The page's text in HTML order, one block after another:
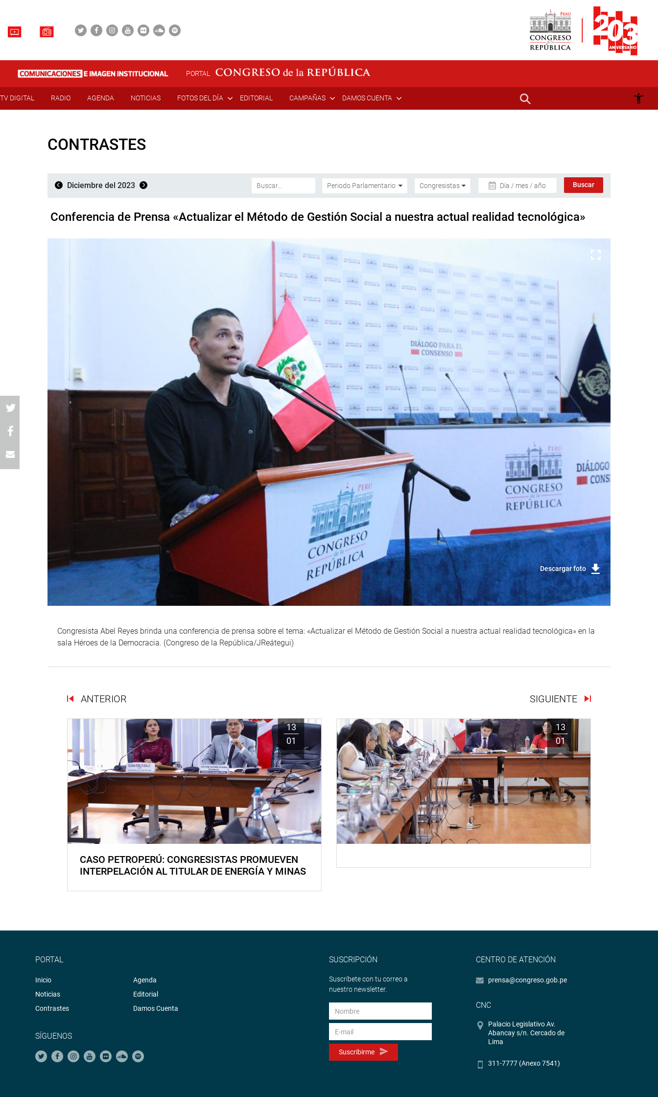
PORTAL
TV DIGITAL RADIO AGENDA NOTICIAS FOTOS DEL DÍA EDITORIAL CAMPAÑAS DAMOS CUENTA
CONTRASTES
Diciembre del 2023 Día / mes / año
Conferencia de Prensa «Actualizar el Método de Gestión Social a nuestra actual realidad tecnológica»
Descargar foto
Congresista Abel Reyes brinda una conferencia de prensa sobre el tema: «Actualizar el Método de Gestión Social a nuestra actual realidad tecnológica» en la
sala Héroes de la Democracia. (Congreso de la República/JReátegui)
ANTERIOR SIGUIENTE
13
01
CASO PETROPERÚ: CONGRESISTAS PROMUEVEN
INTERPELACIÓN AL TITULAR DE ENERGÍA Y MINAS
13
01
PORTAL
Inicio
Noticias
Contrastes
Agenda
Editorial
Damos Cuenta
SÍGUENOS
SUSCRIPCIÓN
Suscríbete con tu correo a
nuestro newsletter.
Suscribirme
CENTRO DE ATENCIÓN
prensa@congreso.gob.pe
CNC
Palacio Legislativo Av.
Abancay s/n. Cercado de
Lima
311-7777 (Anexo 7541)